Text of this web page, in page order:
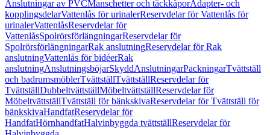
Anslutningar av PVCManschetter och täckkåporAdapter- och
kopplingsdelarVattenlås för urinalerReservdelar för Vattenlås för
urinalerVattenlåsReservdelar för
VattenlåsSpolrörsförlängningarReservdelar för
SpolrörsförlängningarRak anslutningReservdelar för Rak
anslutningVattenlås för bidéerRak
anslutningAnslutningsböjarSkyddAnslutningarPackningarTvättställ
och badrumsmöblerTvättställTvättställReservdelar för
TvättställDubbeltvättställMöbeltvättställReservdelar för
MöbeltvättställTvättställ för bänkskivaReservdelar för Tvättställ för
bänkskivaHandfatReservdelar för
HandfatHörnhandfatHalvinbyggda tvättställReservdelar för